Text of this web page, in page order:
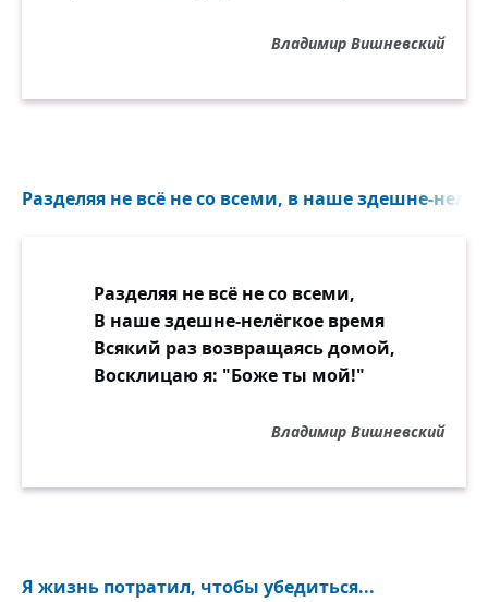
Владимир Вишневский
Разделяя не всё не со всеми, в наше здешне-
Разделяя не всё не со всеми,
В наше здешне-нелёгкое время
Всякий раз возвращаясь домой,
Восклицаю я: "Боже ты мой!"
Владимир Вишневский
Я жизнь потратил, чтобы убедиться...